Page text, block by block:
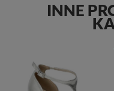
INNE